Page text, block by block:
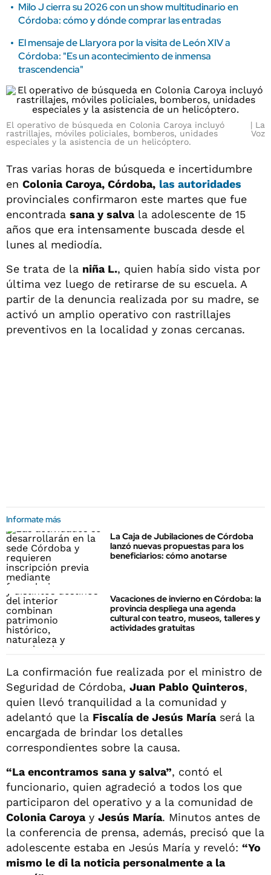
Milo J cierra su 2026 con un show multitudinario en
Córdoba: cómo y dónde comprar las entradas
El mensaje de Llaryora por la visita de León XIV a
Córdoba: "Es un acontecimiento de inmensa
trascendencia"
El operativo de búsqueda en Colonia Caroya incluyó
rastrillajes, móviles policiales, bomberos, unidades
especiales y la asistencia de un helicóptero.
La
Voz
Tras varias horas de búsqueda e incertidumbre
en Colonia Caroya, Córdoba, las autoridades
provinciales confirmaron este martes que fue
encontrada sana y salvala adolescente de 15
años que era intensamente buscada desde el
lunes al mediodía.
Se trata de la niña L., quien había sido vista por
última vez luego de retirarse de su escuela. A
partir de la denuncia realizada por su madre, se
activó un amplio operativo con rastrillajes
preventivos en la localidad y zonas cercanas.
Informate más
La Caja de Jubilaciones de Córdoba
lanzó nuevas propuestas para los
beneficiarios: cómo anotarse
Vacaciones de invierno en Córdoba: la
provincia despliega una agenda
cultural con teatro, museos, talleres y
actividades gratuitas
La confirmación fue realizada por el ministro de
Seguridad de Córdoba, Juan Pablo Quinteros,
quien llevó tranquilidad a la comunidad y
adelantó que la Fiscalía de Jesús Maríaserá la
encargada de brindar los detalles
correspondientes sobre la causa.
“La encontramos sana y salva”, contó el
funcionario, quien agradeció a todos los que
participaron del operativo y a la comunidad de
Colonia Caroyay Jesús María. Minutos antes de
la conferencia de prensa, además, precisó que la
adolescente estaba en Jesús María y reveló: “Yo
mismo le di la noticia personalmente a la